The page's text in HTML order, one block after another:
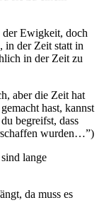
Ewigkeit, doch
in der Zeit statt in
in der Zeit zu
aber die Zeit hat
hast, kannst
begreifst, dass
wurden…”)
lange
da muss es